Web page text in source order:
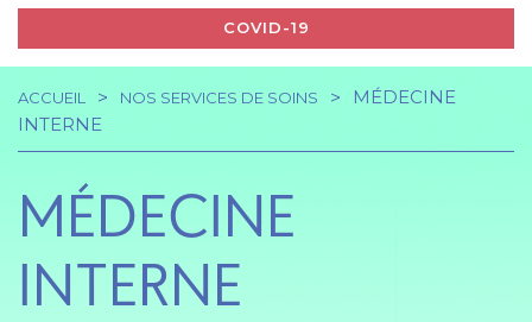
COVID-19
Navigation
principale
Fil
d'Ariane
ACCUEIL NOS SERVICES DE SOINS
MÉDECINE
INTERNE
MÉDECINE
INTERNE